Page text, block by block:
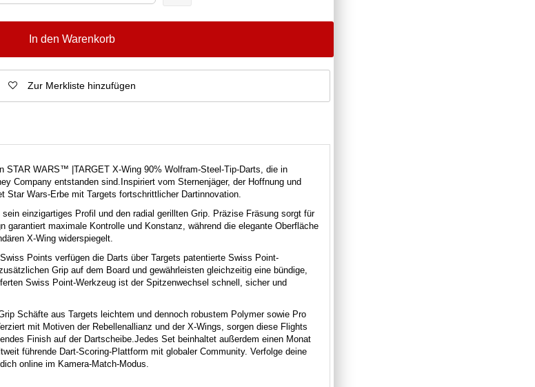
In den Warenkorb
Zur Merkliste hinzufügen
STAR WARS™ |TARGET X-Wing 90% Wolfram-Steel-Tip-Darts, die in
Company entstanden sind. Inspiriert vom Sternenjäger, der Hoffnung und
Star Wars-Erbe mit Targets fortschrittlicher Dartinnovation.
einzigartiges Profil und den radial gerillten Grip. Präzise Fräsung sorgt für
garantiert maximale Kontrolle und Konstanz, während die elegante Oberfläche
X-Wing widerspiegelt.
Points verfügen die Darts über Targets patentierte Swiss Point-
Grip auf dem Board und gewährleisten gleichzeitig eine bündige,
Swiss Point-Werkzeug ist der Spitzenwechsel schnell, sicher und
Schäfte aus Targets leichtem und dennoch robustem Polymer sowie Pro
mit Motiven der Rebellenallianz und der X-Wings, sorgen diese Flights
Finish auf der Dartscheibe. Jedes Set beinhaltet außerdem einen Monat
führende Dart-Scoring-Plattform mit globaler Community. Verfolge deine
online im Kamera-Match-Modus.